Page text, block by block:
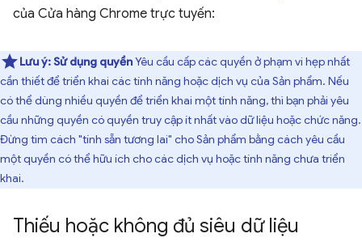
của Cửa hàng Chrome trực tuyến:
Lưu ý:Sử dụng quyềnYêu cầu cấp các quyền ở phạm vi hẹp nhất
cần thiết để triển khai các tính năng hoặc dịch vụ của Sản phẩm. Nếu
có thể dùng nhiều quyền để triển khai một tính năng, thì bạn phải yêu
cầu những quyền có quyền truy cập ít nhất vào dữ liệu hoặc chức năng.
Đừng tìm cách "tính sẵn tương lai" cho Sản phẩm bằng cách yêu cầu
một quyền có thể hữu ích cho các dịch vụ hoặc tính năng chưa triển
khai.
Thiếu hoặc không đủ siêu dữ liệu